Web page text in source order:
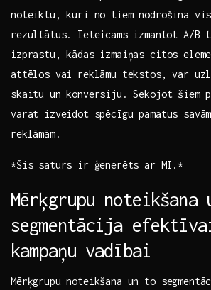
noteiktu, kuri no tiem‌ nodrošina
rezultātus. Ieteicams⁣ izmantot ‍A/B⁤
izprastu, kādas izmaiņas citos
attēlos vai reklāmu tekstos, var
skaitu un konversiju. Sekojot šiem
varat izveidot spēcīgu pamatus
reklāmām.
*Šis saturs​ ir ģenerēts ar MI.*
Mērķgrupu noteikšana
segmentācija
kampaņu vadībai
Mērķgrupu‌ noteikšana un to